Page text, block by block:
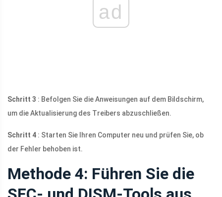
ad
Schritt 3 : Befolgen Sie die Anweisungen auf dem Bildschirm,
um die Aktualisierung des Treibers abzuschließen.
Schritt 4 : Starten Sie Ihren Computer neu und prüfen Sie, ob
der Fehler behoben ist.
Methode 4: Führen Sie die